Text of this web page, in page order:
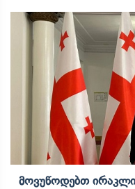
Მოვუწოდებთ Ირაკლი